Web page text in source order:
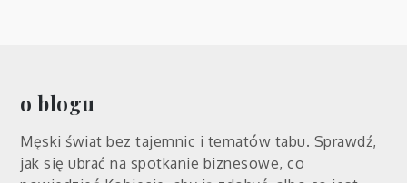
o blogu
Męski świat bez tajemnic i tematów tabu. Sprawdź,
jak się ubrać na spotkanie biznesowe, co